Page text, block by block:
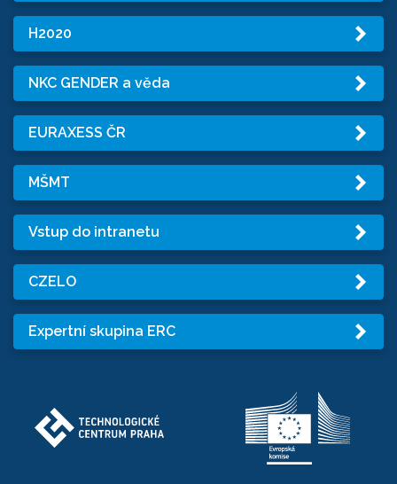
H2020
NKC GENDER a věda
EURAXESS ČR
MŠMT
Vstup do intranetu
CZELO
Expertní skupina ERC